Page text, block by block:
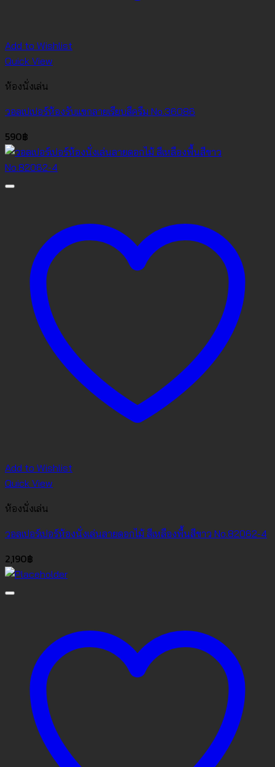
Add to Wishlist
Quick View
ห้องนั่งเล่น
วอลเปเปอร์ห้องรับแขกลายเรียบสีครีม No.36086
590฿
Add to Wishlist
Quick View
ห้องนั่งเล่น
วอลเปอร์เปอร์ห้องนั่งเล่นลายดอกไม้ สีเหลืองพื้นสีขาว No.82062-4
2,190฿